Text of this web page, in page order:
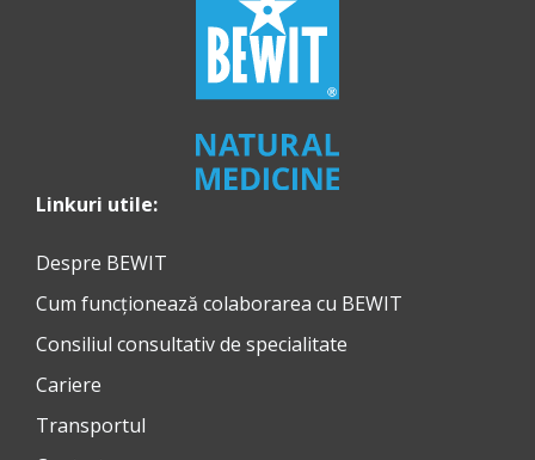
Linkuri utile:
Despre BEWIT
Cum funcționează colaborarea cu BEWIT
Consiliul consultativ de specialitate
Cariere
Transportul